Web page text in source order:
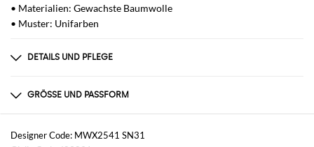
• Materialien: Gewachste Baumwolle
• Muster: Unifarben
DETAILS UND PFLEGE
GENERAL COTTON 100 -
GRÖSSE UND PASSFORM
Größen
nicht verfügbar
Designer Code: MWX2541 SN31